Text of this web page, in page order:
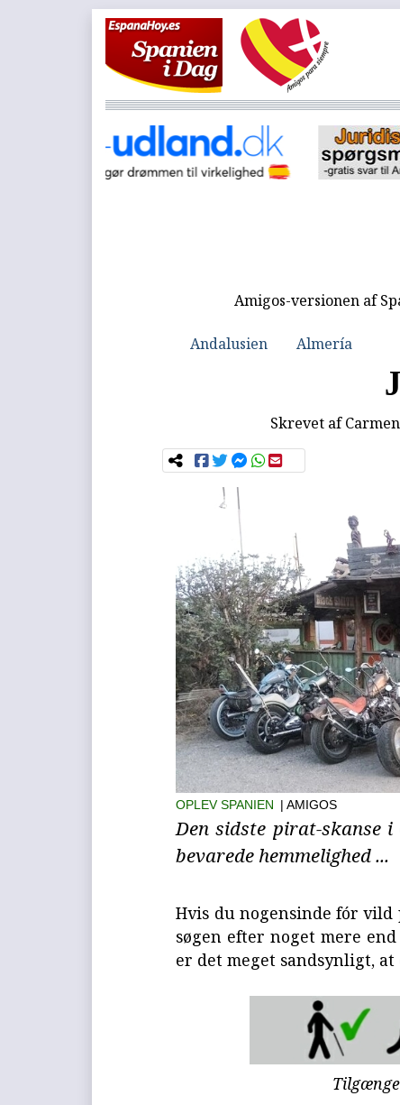
Amigos-versionen af
Andalusien Almería
Skrevet af
OPLEV SPANIEN | AMIGOS
Den sidste pirat-skanse i
bevarede hemmelighed ...
Hvis du nogensinde fór vild
søgen efter noget mere
er det meget sandsynligt, at